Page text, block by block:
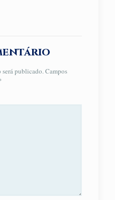
será publicado.Campos